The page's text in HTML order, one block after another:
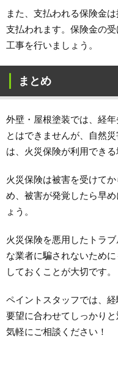
また、支払われる保険金
支払われます。保険金の
工事を行いましょう。
まとめ
外壁・屋根塗装では、経
とはできませんが、自然
は、火災保険が利用できる
火災保険は被害を受けて
め、被害が発覚したら早
ょう。
火災保険を悪用したトラ
な業者に騙されないため
しておくことが大切です。
ペイントスタッフでは、
要望に合わせてしっかり
気軽にご相談ください！